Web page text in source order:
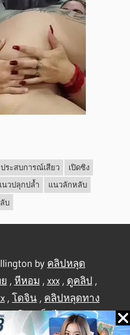
ประสบการณ์เสียว
เปิดซิง
นวปลุกปล้ำ
แนวลักหลับ
บ
by คลิปหลุด
, หีหอม , xxx, ดูคลิป ,
, โดจิน , คลิปหลุดทาง
ลิปโป๊,เย็ดไทย,คลิป